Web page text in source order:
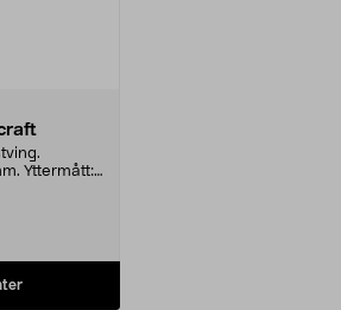
Yttermått: